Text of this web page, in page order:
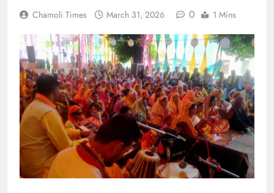
Chamoli Times March 31, 2026 0 1 Mins